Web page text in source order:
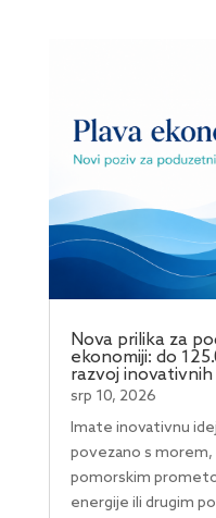
Nova prilika za
ekonomiji: do
razvoj
srp 10, 2026
Imate inovativnu
povezano s
pomorskim
energije ili drugim